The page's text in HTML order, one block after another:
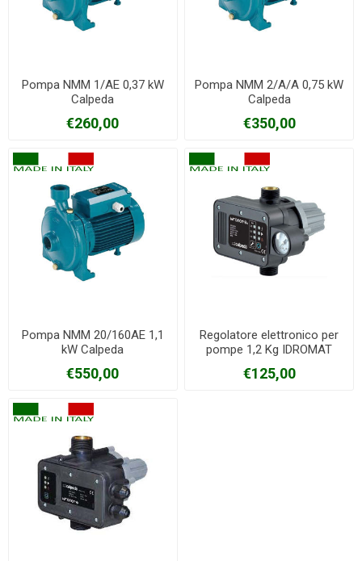
Pompa NMM 1/AE 0,37 kW
Calpeda
€260,00
Pompa NMM 2/A/A 0,75 kW
Calpeda
€350,00
Pompa NMM 20/160AE 1,1
kW Calpeda
€550,00
Regolatore elettronico per
pompe 1,2 Kg IDROMAT
€125,00